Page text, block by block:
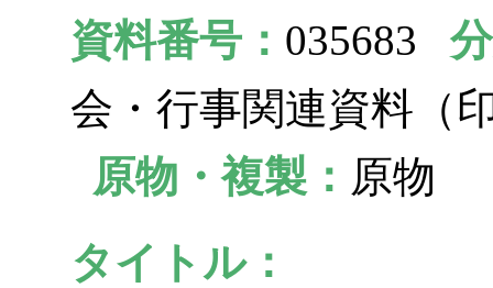
資料番号： 035683
会・行事関連資料（
原物・複製： 原物
タイトル：